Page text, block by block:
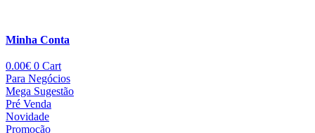
Minha Conta
0.00€ 0 Cart
Para Negócios
Mega Sugestão
Pré Venda
Novidade
Promoção